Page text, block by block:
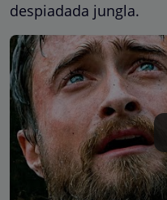
despiadada jungla.